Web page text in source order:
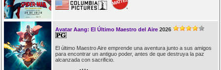
Avatar Aang: El Último Maestro del Aire 2026
El último Maestro Aire emprende una aventura junto a sus amigos
para encontrar un antiguo poder, antes de que destruya la paz
alcanzada con sacrificio.